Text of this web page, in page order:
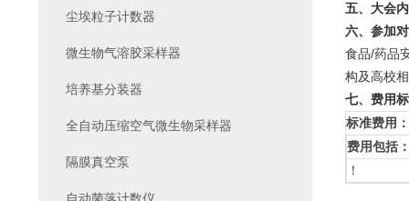
五、大会
六、参加
食品/药品
构及高校
七、费用
标准费用：
费用包括
！
尘埃粒子计数器
微生物气溶胶采样器
培养基分装器
全自动压缩空气微生物采样器
隔膜真空泵